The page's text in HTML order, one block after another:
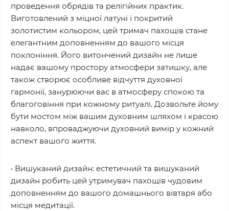
проведення обрядів та релігійних практик.
Виготовлений з міцної латуні і покритий
золотистим кольором, цей тримач пахощів стане
елегантним доповненням до вашого місця
поклоніння. Його витончений дизайн не лише
надає вашому простору атмосфери затишку, але
також створює особливе відчуття духовної
гармонії, занурюючи вас в атмосферу спокою та
благоговіння при кожному ритуалі. Дозвольте йому
бути мостом між вашим духовним шляхом і красою
навколо, впроваджуючи духовний вимір у кожний
аспект вашого життя.
• Вишуканий дизайн: естетичний та вишуканий
дизайн робить цей утримувач пахощів чудовим
доповненням до вашого домашнього вівтаря або
місця медитації.